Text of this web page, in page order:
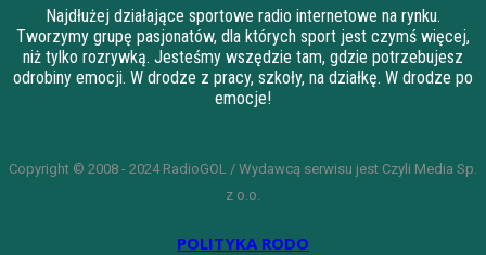
Najdłużej działające sportowe radio internetowe na rynku.
Tworzymy grupę pasjonatów, dla których sport jest czymś więcej,
niż tylko rozrywką. Jesteśmy wszędzie tam, gdzie potrzebujesz
odrobiny emocji. W drodze z pracy, szkoły, na działkę. W drodze po
emocje!
Copyright © 2008 - 2024 RadioGOL / Wydawcą serwisu jest Czyli Media Sp.
z o.o.
POLITYKA RODO